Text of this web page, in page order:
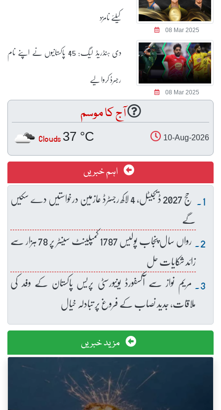
08 Mar 2025
کیلئے نامزد
08 Mar 2025
دی ہنڈریڈ لیگ: 45 پاکستانیوں نے اپنے نام
رجسرڈ کروا لیے
آج کا موسم
10-Aug-2026
37 °C
Clouds
اہم خبریں
حج 2027 ڈیجیٹل، 4 لاکھ رجسٹرڈ عازمین درخواستیں دے سکیں
گے
رواں سال پنجاب پولیس 1787 کمپلینٹ سینٹر پر 78 ہزار سے
زائد شکایات حل
مریم نواز سے آکسفورڈ یونیورسٹی پریس پاکستان کے وفد کی
ملاقات، جدید نصاب کے فروغ پر تبادلہ خیال
مزید خبریں